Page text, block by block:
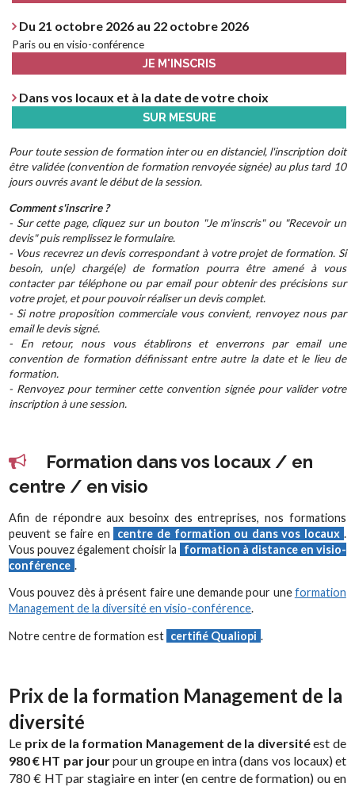
Du 21 octobre 2026 au 22 octobre 2026
Paris ou en visio-conférence
JE M'INSCRIS
Dans vos locaux et à la date de votre choix
SUR MESURE
Pour toute session de formation inter ou en distanciel, l'inscription doit
être validée (convention de formation renvoyée signée) au plus tard 10
jours ouvrés avant le début de la session.
Comment s'inscrire ?
- Sur cette page, cliquez sur un bouton "Je m'inscris" ou "Recevoir un
devis" puis remplissez le formulaire.
- Vous recevrez un devis correspondant à votre projet de formation. Si
besoin, un(e) chargé(e) de formation pourra être amené à vous
contacter par téléphone ou par email pour obtenir des précisions sur
votre projet, et pour pouvoir réaliser un devis complet.
- Si notre proposition commerciale vous convient, renvoyez nous par
email le devis signé.
- En retour, nous vous établirons et enverrons par email une
convention de formation définissant entre autre la date et le lieu de
formation.
- Renvoyez pour terminer cette convention signée pour valider votre
inscription à une session.
Formation dans vos locaux / en
centre / en visio
Afin de répondre aux besoinx des entreprises, nos formations
peuvent se faire en
centre de formation ou dans vos locaux .
Vous pouvez également choisir la
formation à distance en visio-
conférence .
Vous pouvez dès à présent faire une demande pour uneformation
Management de la diversité en visio-conférence.
Notre centre de formation est certifié Qualiopi .
Prix de la formation Management de la
diversité
Le prix de la formation Management de la diversitéest de
980 € HT par jourpour un groupe en intra (dans vos locaux) et
780 € HT par stagiaire en inter (en centre de formation) ou en